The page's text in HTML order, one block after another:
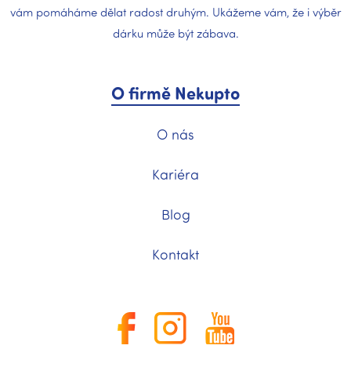
vám pomáháme dělat radost druhým. Ukážeme vám, že i výběr
dárku může být zábava.
O firmě Nekupto
O nás
Kariéra
Blog
Kontakt